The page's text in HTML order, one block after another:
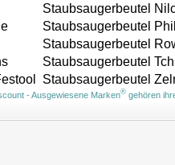
Staubsaugerbeutel
Staubsaugerbeutel
Staubsaugerbeutel
Staubsaugerbeutel
Staubsaugerbeutel
- Ausgewiesene Marken®gehören